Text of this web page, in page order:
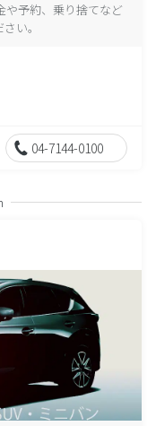
や予約、乗り捨てなど
い。
04-7144-0100